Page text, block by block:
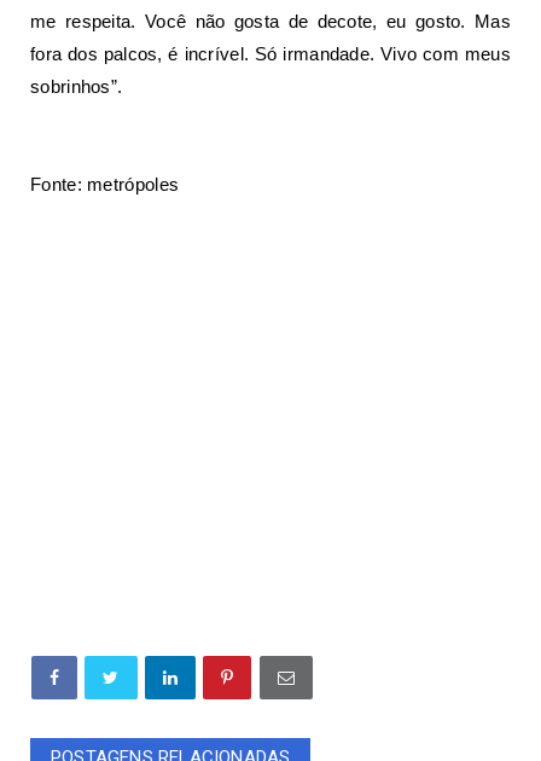
me respeita. Você não gosta de decote, eu gosto. Mas
fora dos palcos, é incrível. Só irmandade. Vivo com meus
sobrinhos”.
Fonte: metrópoles